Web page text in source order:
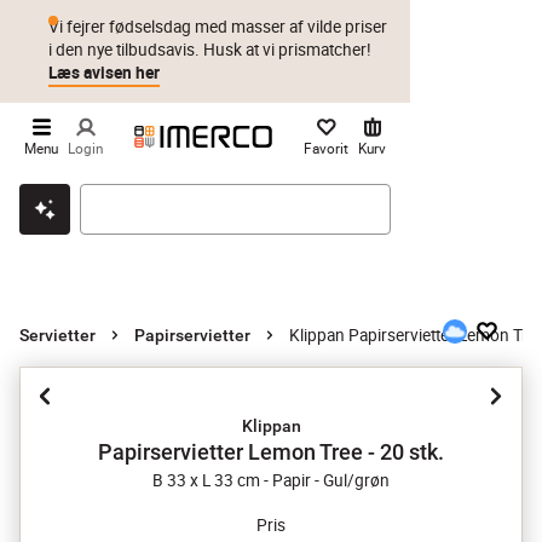
Klik & hent Byt i 1 år Prismatch
Vi fejrer fødselsdag med masser af vilde priser
i den nye tilbudsavis. Husk at vi prismatcher!
Læs avisen her
Menu Login Favorit Kurv
Servietter Papirservietter Klippan Papirservietter Lemon
Klippan
Papirservietter Lemon Tree - 20 stk.
B 33 x L 33 cm - Papir - Gul/grøn
Pris